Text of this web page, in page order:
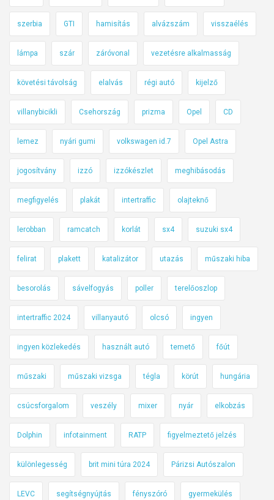
szerbia GTI hamisítás alvázszám visszaélés
lámpa szár záróvonal vezetésre alkalmasság
követési távolság elalvás régi autó kijelző
villanybicikli Csehország prizma Opel CD
lemez nyári gumi volkswagen id.7 Opel Astra
jogosítvány izzó izzókészlet meghibásodás
megfigyelés plakát intertraffic olajteknő
lerobban ramcatch korlát sx4 suzuki sx4
felirat plakett katalizátor utazás műszaki hiba
besorolás sávelfogyás poller terelőoszlop
intertraffic 2024 villanyautó olcsó ingyen
ingyen közlekedés használt autó temető főút
műszaki műszaki vizsga tégla körút hungária
csúcsforgalom veszély mixer nyár elkobzás
Dolphin infotainment RATP figyelmeztető jelzés
különlegesség brit mini túra 2024 Párizsi Autószalon
LEVC segítségnyújtás fényszóró gyermekülés